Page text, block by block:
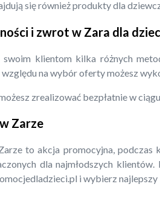
się również produkty dla
i zwrot w Zara dla
swoim klientom kilka różnych
na wybór oferty możesz
zrealizować bezpłatnie w
Zarze
to akcja promocyjna, podczas
dla najmłodszych
i wybierz